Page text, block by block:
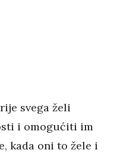
svega želi
i omogućiti im
kada oni to žele i